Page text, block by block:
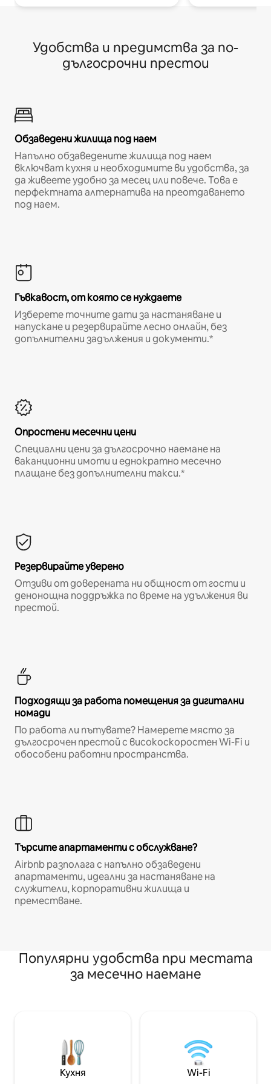
Удобства и предимства за по-
дългосрочни престои
Обзаведени жилища под наем
Напълно обзаведените жилища под наем
включват кухня и необходимите ви удобства, за
да живеете удобно за месец или повече. Това е
перфектната алтернатива на преотдаването
под наем.
Гъвкавост, от която се нуждаете
Изберете точните дати за настаняване и
напускане и резервирайте лесно онлайн, без
допълнителни задължения и документи.*
Опростени месечни цени
Специални цени за дългосрочно наемане на
ваканционни имоти и еднократно месечно
плащане без допълнителни такси.*
Резервирайте уверено
Отзиви от доверената ни общност от гости и
денонощна поддръжка по време на удължения ви
престой.
Подходящи за работа помещения за дигитални
номади
По работа ли пътувате? Намерете място за
дългосрочен престой с високоскоростен Wi-Fi и
обособени работни пространства.
Търсите апартаменти с обслужване?
Airbnb разполага с напълно обзаведени
апартаменти, идеални за настаняване на
служители, корпоративни жилища и
преместване.
Популярни удобства при местата
за месечно наемане
Кухня Wi-Fi